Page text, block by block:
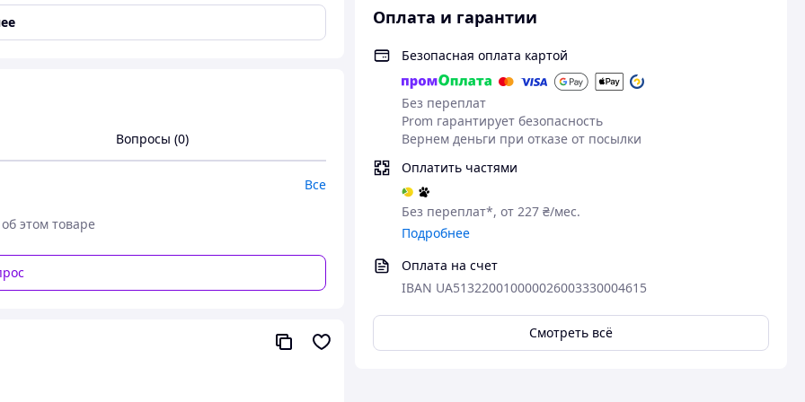
Оплата и гарантии
Безопасная оплата картой
Без переплат
Prom гарантирует безопасность
Вернем деньги при отказе от посылки
Оплатить частями
Без переплат*, от 227 ₴/мес.
Подробнее
Оплата на счет
IBAN UA513220010000026003330004615
Смотреть всё
Вопросы (0)
Все
этом товаре